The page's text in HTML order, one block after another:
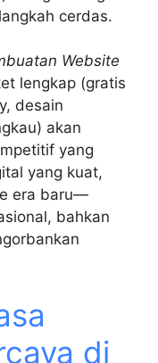
cerdas.
Website
lengkap (gratis
desain
akan
yang
yang kuat,
era baru—
bahkan
di